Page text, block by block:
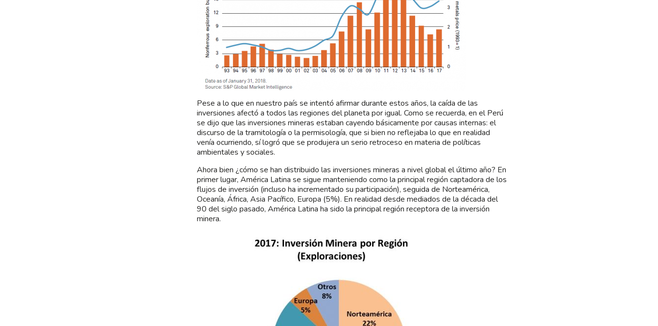
Pese a lo que en nuestro país se intentó afirmar durante estos años, la caída de las
inversiones afectó a todos las regiones del planeta por igual. Como se recuerda, en el Perú
se dijo que las inversiones mineras estaban cayendo básicamente por causas internas: el
discurso de la tramitología o la permisología, que si bien no reflejaba lo que en realidad
venía ocurriendo, sí logró que se produjera un serio retroceso en materia de políticas
ambientales y sociales.
Ahora bien ¿cómo se han distribuido las inversiones mineras a nivel global el último año? En
primer lugar, América Latina se sigue manteniendo como la principal región captadora de los
flujos de inversión (incluso ha incrementado su participación), seguida de Norteamérica,
Oceanía, África, Asia Pacífico, Europa (5%). En realidad desde mediados de la década del
90 del siglo pasado, América Latina ha sido la principal región receptora de la inversión
minera.